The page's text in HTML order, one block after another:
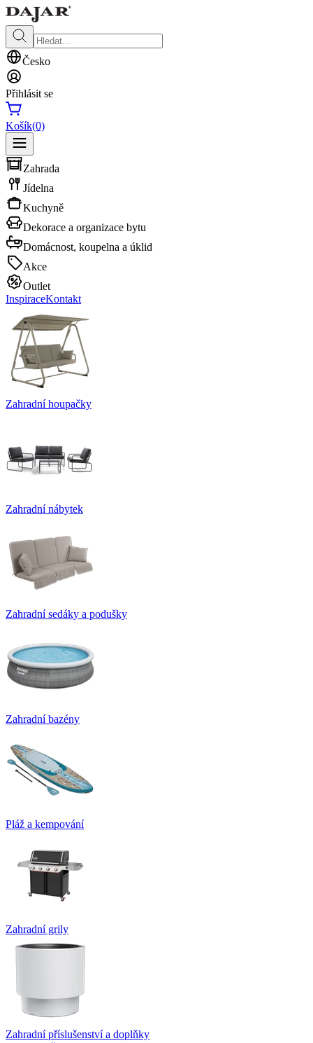
Česko
Přihlásit se
Košík(0)
Zahrada
Jídelna
Kuchyně
Dekorace a organizace bytu
Domácnost, koupelna a úklid
Akce
Outlet
InspiraceKontakt
Zahradní houpačky
Zahradní nábytek
Zahradní sedáky a podušky
Zahradní bazény
Pláž a kempování
Zahradní grily
Zahradní příslušenství a doplňky